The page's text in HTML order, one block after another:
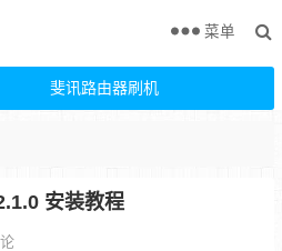
斐讯路由器刷机
菜单
安装教程